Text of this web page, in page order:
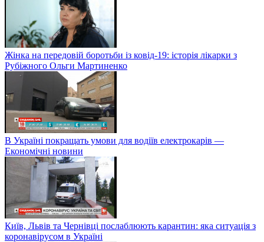
Жінка на передовій боротьби із ковід-19: історія лікарки з
Рубіжного Ольги Мартиненко
В Україні покращать умови для водіїв електрокарів —
Економічні новини
Київ, Львів та Чернівці послаблюють карантин: яка ситуація з
коронавірусом в Україні